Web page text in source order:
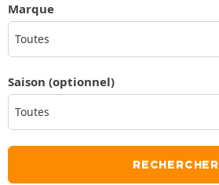
Marque
Toutes
Saison (optionnel)
RECHERCHER